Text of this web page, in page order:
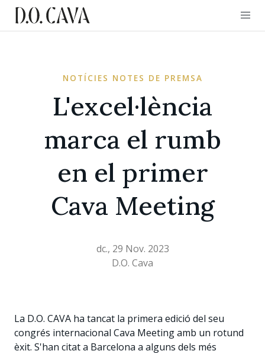
NOTÍCIES NOTES DE PREMSA
L'excel·lència
marca el rumb
en el primer
Cava Meeting
dc., 29 Nov. 2023
D.O. Cava
La D.O. CAVA ha tancat la primera edició del seu
congrés internacional Cava Meeting amb un rotund
èxit. S'han citat a Barcelona a alguns dels més